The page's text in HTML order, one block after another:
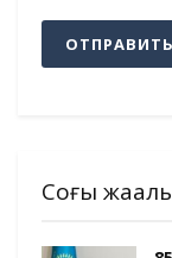
Соңғы